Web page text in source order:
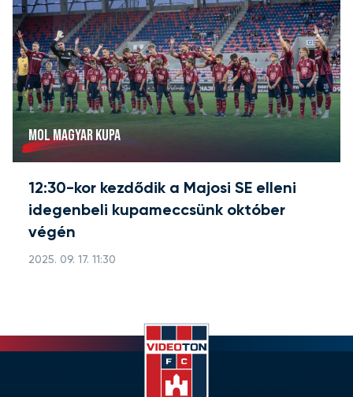
MOL MAGYAR KUPA
12:30-kor kezdődik a Majosi SE elleni
idegenbeli kupameccsünk október
végén
2025. 09. 17. 11:30